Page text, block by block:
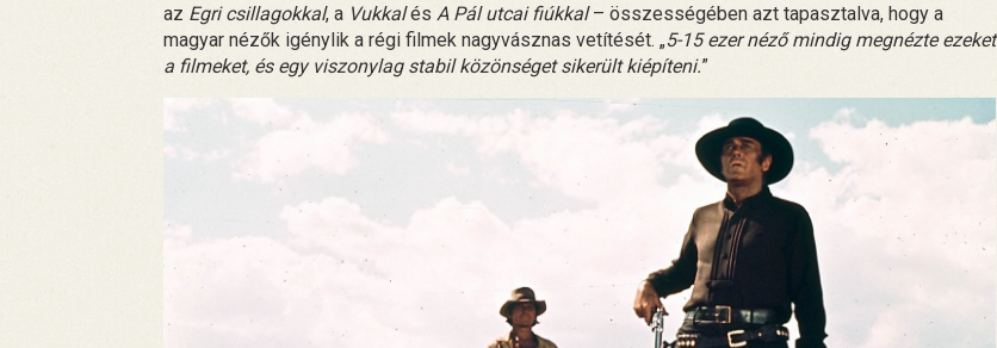
az Egri csillagokkal, a Vukkalés A Pál utcai fiúkkal– összességében azt tapasztalva, hogy a
magyar nézők igénylik a régi filmek nagyvásznas vetítését. „5-15 ezer néző mindig megnézte ezeket
a filmeket, és egy viszonylag stabil közönséget sikerült kiépíteni.”